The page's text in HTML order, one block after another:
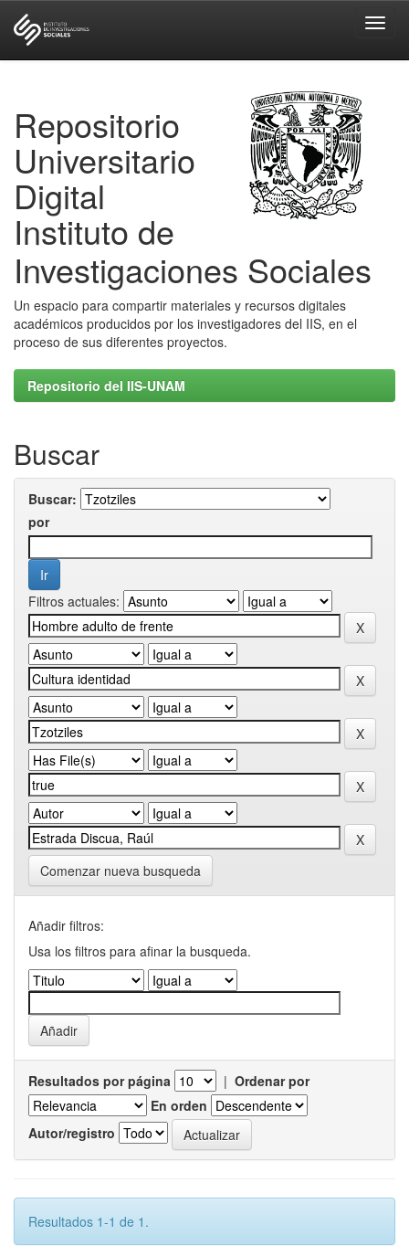
Repositorio
Universitario
Digital
Instituto de
Investigaciones Sociales
Un espacio para compartir materiales y recursos digitales
académicos producidos por los investigadores del IIS, en el
proceso de sus diferentes proyectos.
Repositorio del IIS-UNAM
Buscar
Buscar:
por
Filtros actuales:
Comenzar nueva busqueda
Añadir filtros:
Usa los filtros para afinar la busqueda.
Resultados por página | Ordenar por
En orden
Autor/registro
Resultados 1-1 de 1.